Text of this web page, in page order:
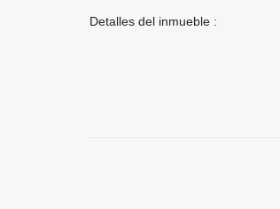
Detalles del inmueble :